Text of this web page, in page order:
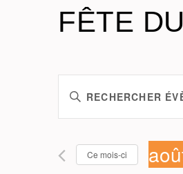
FÊTE
ET
VUES
ÉVÈNEMENTS
Saisir
Rechercher
Évènements
Ce mois-ci